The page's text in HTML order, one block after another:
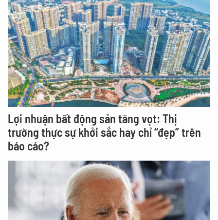
Lợi nhuận bất động sản tăng vọt: Thị
trường thực sự khởi sắc hay chỉ “đẹp” trên
báo cáo?